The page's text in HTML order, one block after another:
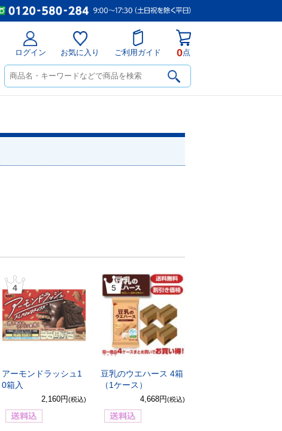
ログイン お気に入り ご利用ガイド 0点
4
アーモンドラッシュ1
0箱入
2,160円(税込)
5
豆乳のウエハース 4箱
（1ケース）
4,668円(税込)